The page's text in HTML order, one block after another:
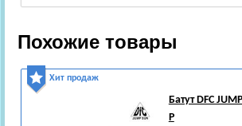
Похожие товары
Хит продаж
Батут DFC
P